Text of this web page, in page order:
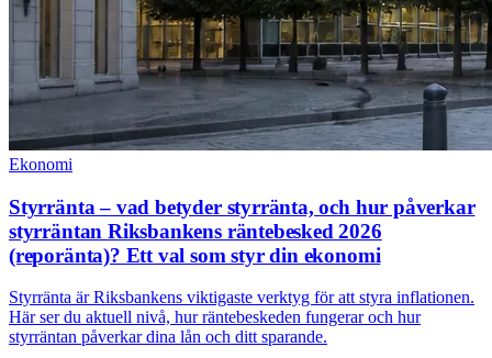
Ekonomi
Styrränta – vad betyder styrränta, och hur påverkar
styrräntan Riksbankens räntebesked 2026
(reporänta)? Ett val som styr din ekonomi
Styrränta är Riksbankens viktigaste verktyg för att styra inflationen.
Här ser du aktuell nivå, hur räntebeskeden fungerar och hur
styrräntan påverkar dina lån och ditt sparande.